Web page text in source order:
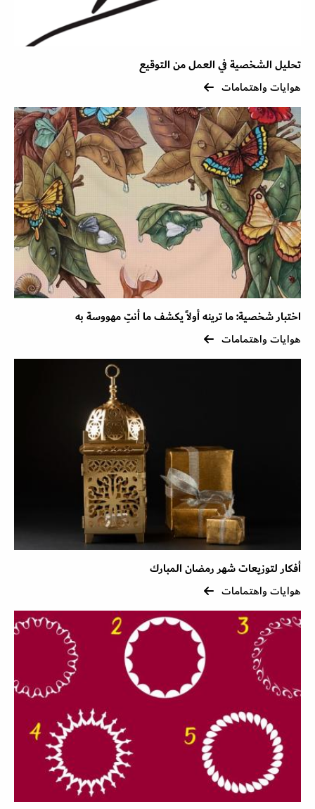
تحليل الشخصية في العمل من التوقيع
هوايات واهتمامات
اختبار شخصية: ما ترينه أولاً يكشف ما أنتِ مهووسة به
هوايات واهتمامات
أفكار لتوزيعات شهر رمضان المبارك
هوايات واهتمامات